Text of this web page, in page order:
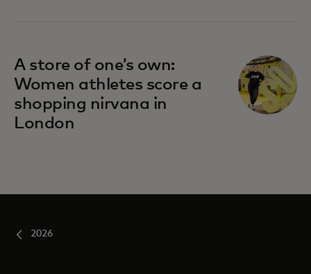
A store of one’s own:
Women athletes score a
shopping nirvana in
London
2026